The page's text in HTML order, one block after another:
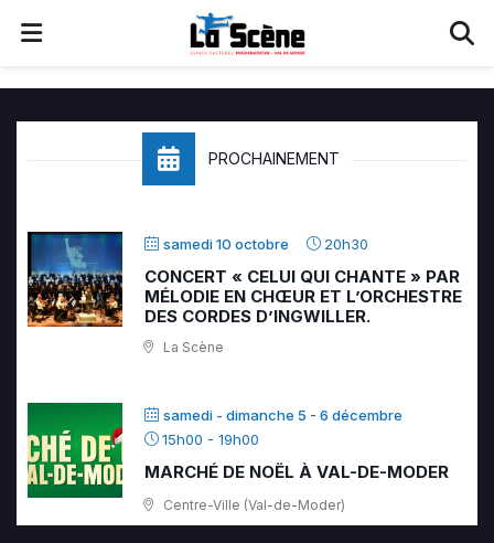
PROCHAINEMENT
samedi 10 octobre 20h30
CONCERT « CELUI QUI CHANTE » PAR
MÉLODIE EN CHŒUR ET L’ORCHESTRE
DES CORDES D’INGWILLER.
La Scène
samedi - dimanche 5 - 6 décembre
15h00 - 19h00
MARCHÉ DE NOËL À VAL-DE-MODER
Centre-Ville (Val-de-Moder)